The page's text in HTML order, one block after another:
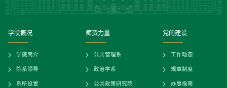
学院概况
学院简介
院系领导
系所设置
师资力量
公共管理系
政治学系
公共政策研究院
党的建设
工作动态
规章制度
办事指南